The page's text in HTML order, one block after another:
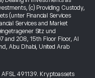
(c) Providing Custody,
(unter Financial Services
Services and Market
Sitz und
and 208, 15th Floor Floor, Al
Abu Dhabi, United Arab
491139. Kryptoassets